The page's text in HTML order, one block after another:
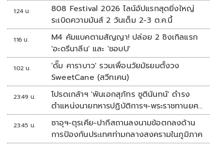
1:24 น.
808 Festival 2026 ไลน์อัปแรกสุดยิ่งใหญ่
ระเบิดความมันส์ 2 วันเต็ม 2-3 ต.ค.นี้
1:16 น.
M4 คัมแบคตามสัญญา! ปล่อย 2 ซิงเกิลแรก
'อะดรีนาลีน' และ 'ชอบU'
1:02 น.
'ดั๊ม คาราบาว' รวมเพื่อนวัยมัธยมตั้งวง
SweetCane (สวีทเคน)
23:49 น.
โปรดเกล้าฯ 'พันเอกสุภัทร ชูตินันทน์' ดำรง
ตำแหน่งนายทหารปฏิบัติการฯ-พระราชทานยศ
'พลตรี'
23:45 น.
ซาอุฯ-ตุรเคีย-ปากีสถานลงนามข้อตกลงด้าน
การป้องกันประเทศท่ามกลางสงครามในภูมิภาค